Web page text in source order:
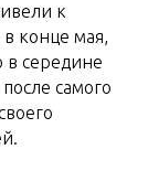
к
в конце мая,
в середине
самого